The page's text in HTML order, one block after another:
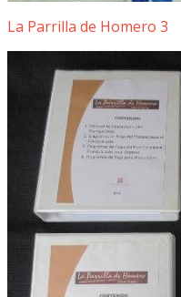
La Parrilla de Homero 3